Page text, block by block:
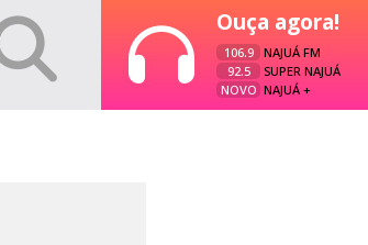
Ouça agora!
106.9
NAJUÁ FM
92.5
SUPER NAJUÁ
NOVO NAJUÁ +